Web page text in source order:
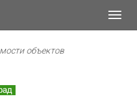
объектов